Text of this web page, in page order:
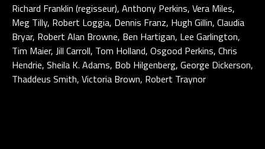
Richard Franklin (regisseur), Anthony Perkins, Vera Miles,
Meg Tilly, Robert Loggia, Dennis Franz, Hugh Gillin, Claudia
Bryar, Robert Alan Browne, Ben Hartigan, Lee Garlington,
Tim Maier, Jill Carroll, Tom Holland, Osgood Perkins, Chris
Hendrie, Sheila K. Adams, Bob Hilgenberg, George Dickerson,
Thaddeus Smith, Victoria Brown, Robert Traynor